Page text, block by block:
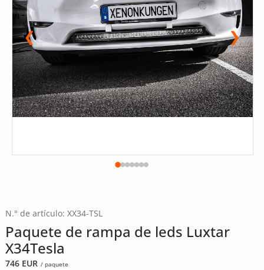
❮ ❯
N.° de artículo: XX34-TSL
Paquete de rampa de leds Luxtar
X34Tesla
746 EUR / paquete